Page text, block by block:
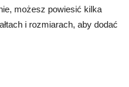
możesz powiesić kilka
i rozmiarach, aby dodać